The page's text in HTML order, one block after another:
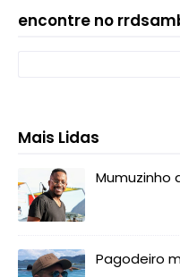
encontre no
Mais Lidas
Mumuzinho
Pagodeiro